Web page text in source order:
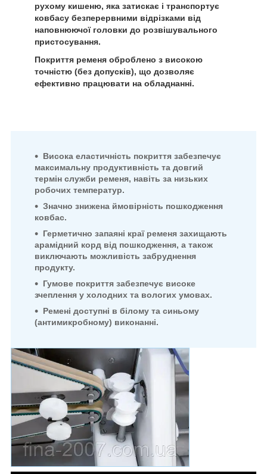
рухому кишеню, яка затискає і транспортує
ковбасу безперервними відрізками від
наповнюючої головки до розвішувального
пристосування.
Покриття ременя оброблено з високою
точністю (без допусків), що дозволяє
ефективно працювати на обладнанні.
Висока еластичність покриття забезпечує
максимальну продуктивність та довгий
термін служби ременя, навіть за низьких
робочих температур.
Значно знижена ймовірність пошкодження
ковбас.
Герметично запаяні краї ременя захищають
арамідний корд від пошкодження, а також
виключають можливість забруднення
продукту.
Гумове покриття забезпечує високе
зчеплення у холодних та вологих умовах.
Ремені доступні в білому та синьому
(антимикробному) виконанні.